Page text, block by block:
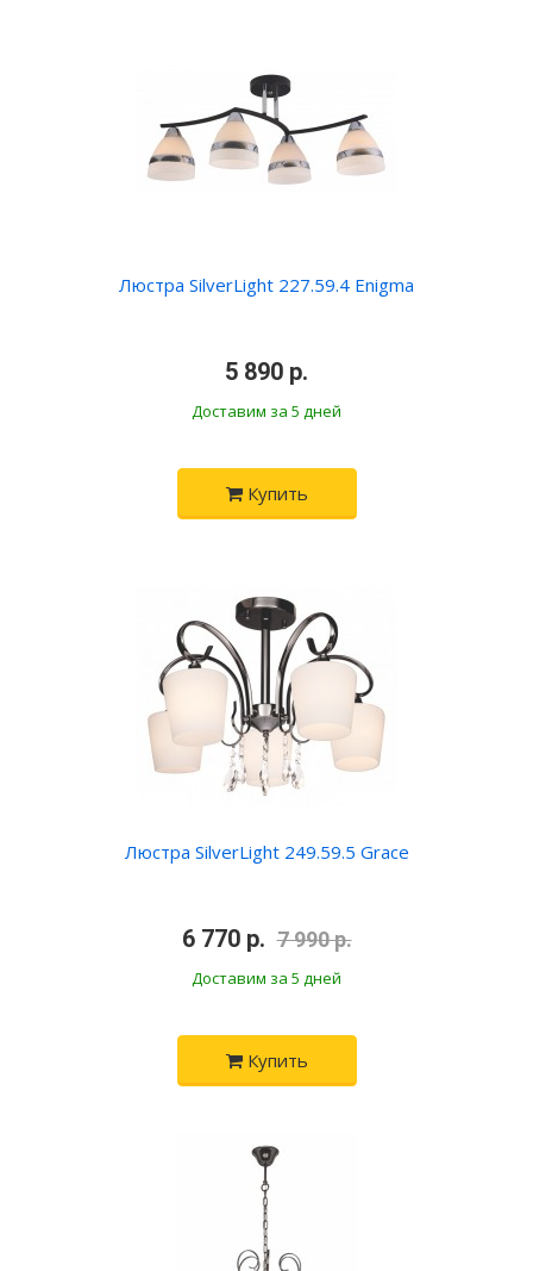
Люстра SilverLight 227.59.4 Enigma
5 890 р.
Доставим за 5 дней
Купить
Люстра SilverLight 249.59.5 Grace
6 770 р. 7 990 р.
Доставим за 5 дней
Купить